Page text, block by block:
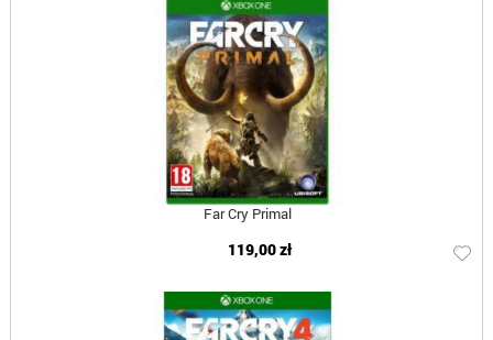
Far Cry Primal
119,00 zł